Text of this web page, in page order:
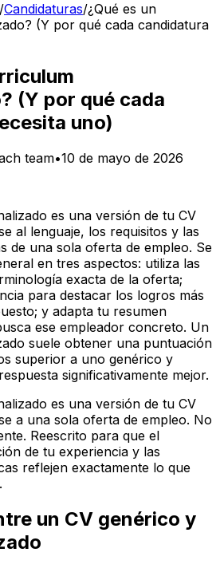
/Candidaturas/¿Qué es un
(Y por qué cada candidatura
(Y por qué cada
uno)
team•10 de mayo de 2026
es una versión de tu CV
al lenguaje, los requisitos y las
de una sola oferta de empleo. Se
en tres aspectos: utiliza las
exacta de la oferta;
para destacar los logros más
y adapta tu resumen
ese empleador concreto. Un
suele obtener una puntuación
superior a uno genérico y
significativamente mejor.
es una versión de tu CV
a una sola oferta de empleo. No
Reescrito para que el
de tu experiencia y las
reflejen exactamente lo que
un CV genérico y